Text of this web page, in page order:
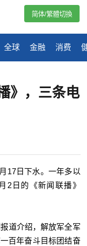
全球 金融 消费
简体/繁體切換
》，三条电
17日下水。一年多以
2日的《新闻联播》
道介绍，解放军全军
百年奋斗目标团结奋